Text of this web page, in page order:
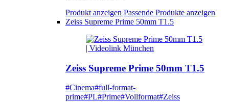
Produkt anzeigen Passende Produkte anzeigen
Zeiss Supreme Prime 50mm T1.5
Zeiss Supreme Prime 50mm T1.5
#Cinema#full-format-
prime#PL#Prime#Vollformat#Zeiss